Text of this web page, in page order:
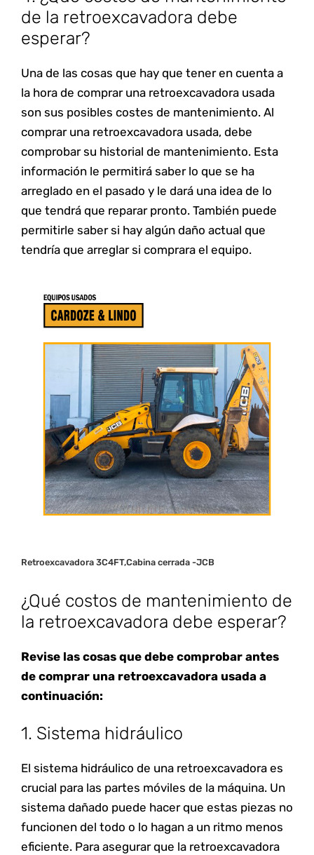
de la retroexcavadora debe
esperar?
Una de las cosas que hay que tener en cuenta a
la hora de comprar una retroexcavadora usada
son sus posibles costes de mantenimiento. Al
comprar una retroexcavadora usada, debe
comprobar su historial de mantenimiento. Esta
información le permitirá saber lo que se ha
arreglado en el pasado y le dará una idea de lo
que tendrá que reparar pronto. También puede
permitirle saber si hay algún daño actual que
tendría que arreglar si comprara el equipo.
Retroexcavadora 3C4FT,Cabina cerrada -JCB
¿Qué costos de mantenimiento de
la retroexcavadora debe esperar?
Revise las cosas que debe comprobar antes
de comprar una retroexcavadora usada a
continuación:
1. Sistema hidráulico
El sistema hidráulico de una retroexcavadora es
crucial para las partes móviles de la máquina. Un
sistema dañado puede hacer que estas piezas no
funcionen del todo o lo hagan a un ritmo menos
eficiente. Para asegurar que la retroexcavadora
Unete a la familia, y
mantente informado
Descarga nuestro catálogo de productos y
suscríbete para estar informado.
SUSCRÍBETE
Al hacer click en el botón esta aceptando nuestras políticas de privacidad